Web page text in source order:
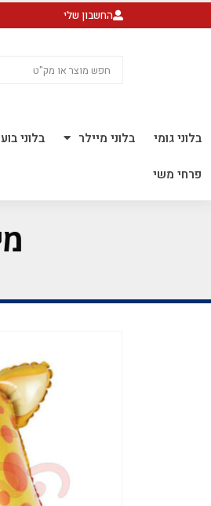
החשבון שלי
בלוני גומי בלוני מיילר בלוני
פרחי משי
מיילר 10